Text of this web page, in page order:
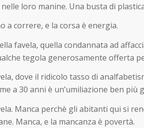
loro manine. Una busta di
a correre, e la corsa è energia.
favela, quella condannata ad
tegola generosamente offerta
dove il ridicolo tasso di
a 30 anni è un’umiliazione ben più
Manca perchè gli abitanti qui si
Manca, e la mancanza è povertà.